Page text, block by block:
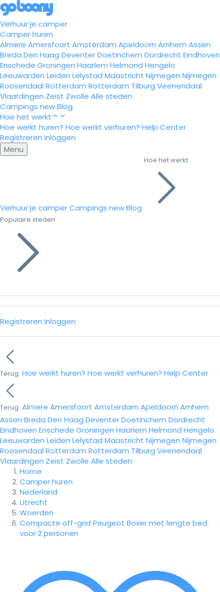
Verhuur je camper
Camper huren
Almere Amersfoort Amsterdam Apeldoorn Arnhem Assen
Breda Den Haag DeventerDoetinchem Dordrecht Eindhoven
Enschede Groningen Haarlem Helmond Hengelo
Leeuwarden Leiden Lelystad Maastricht Nijmegen Nijmegen
Roosendaal Rotterdam Rotterdam Tilburg Veenendaal
Vlaardingen Zeist Zwolle Alle steden
Campings newBlog
Hoe het werkt
Hoe werkt huren? Hoe werkt verhuren? Help Center
Registreren Inloggen
Menu
Verhuur je camperCampings newBlog
Hoe het werkt
Populaire steden
Registreren Inloggen
Terug Hoe werkt huren? Hoe werkt verhuren? Help Center
Terug Almere Amersfoort Amsterdam Apeldoorn Arnhem
Assen Breda Den Haag DeventerDoetinchem Dordrecht
Eindhoven Enschede Groningen Haarlem Helmond Hengelo
Leeuwarden Leiden Lelystad Maastricht Nijmegen Nijmegen
Roosendaal Rotterdam Rotterdam Tilburg Veenendaal
Vlaardingen Zeist Zwolle Alle steden
Home
Camper huren
Nederland
Utrecht
Woerden
Compacte off-grid Peugeot Boxer met lengte bed
voor 2 personen